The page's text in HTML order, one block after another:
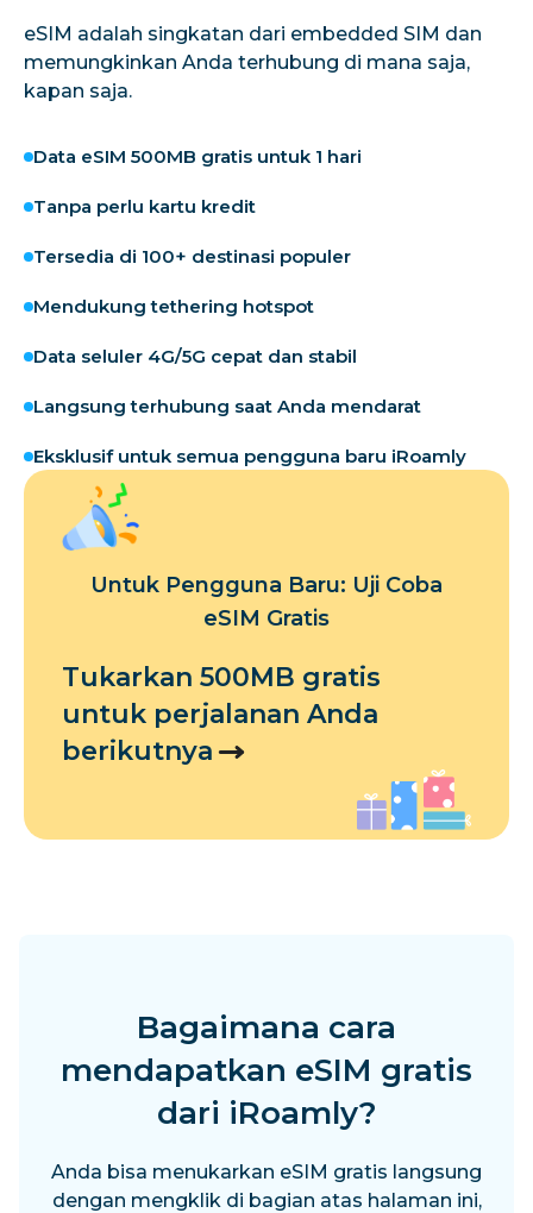
eSIM adalah singkatan dari embedded SIM dan
memungkinkan Anda terhubung di mana saja,
kapan saja.
Data eSIM 500MB gratis untuk 1 hari
Tanpa perlu kartu kredit
Tersedia di 100+ destinasi populer
Mendukung tethering hotspot
Data seluler 4G/5G cepat dan stabil
Langsung terhubung saat Anda mendarat
Eksklusif untuk semua pengguna baru iRoamly
Untuk Pengguna Baru: Uji Coba
eSIM Gratis
Tukarkan 500MB gratis
untuk perjalanan Anda
berikutnya
Bagaimana cara
mendapatkan eSIM gratis
dari iRoamly?
Anda bisa menukarkan eSIM gratis langsung
dengan mengklik di bagian atas halaman ini,